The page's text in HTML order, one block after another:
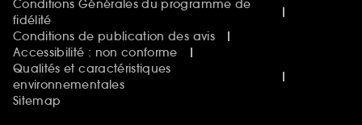
Conditions Générales du programme de
fidélité
Conditions de publication des avis
Accessibilité : non conforme
Qualités et caractéristiques
environnementales
Sitemap